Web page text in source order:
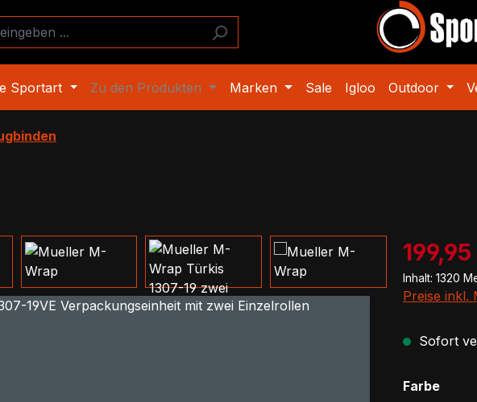
Sportart Zu den Produkten Marken Sale Igloo Outdoor
Inhalt: 1320
Preise inkl.
Sofort
Farbe